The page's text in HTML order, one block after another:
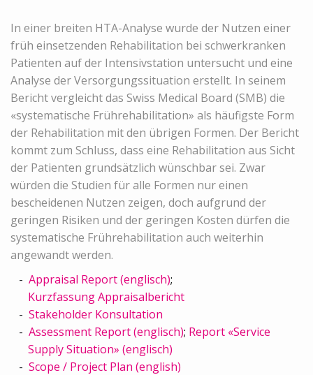
In einer breiten HTA-Analyse wurde der Nutzen einer
früh einsetzenden Rehabilitation bei schwerkranken
Patienten auf der Intensivstation untersucht und eine
Analyse der Versorgungssituation erstellt. In seinem
Bericht vergleicht das Swiss Medical Board (SMB) die
«systematische Frührehabilitation» als häufigste Form
der Rehabilitation mit den übrigen Formen. Der Bericht
kommt zum Schluss, dass eine Rehabilitation aus Sicht
der Patienten grundsätzlich wünschbar sei. Zwar
würden die Studien für alle Formen nur einen
bescheidenen Nutzen zeigen, doch aufgrund der
geringen Risiken und der geringen Kosten dürfen die
systematische Frührehabilitation auch weiterhin
angewandt werden.
Appraisal Report (englisch);
Kurzfassung Appraisalbericht
Stakeholder Konsultation
Assessment Report (englisch); Report «Service
Supply Situation» (englisch)
Scope / Project Plan (english)